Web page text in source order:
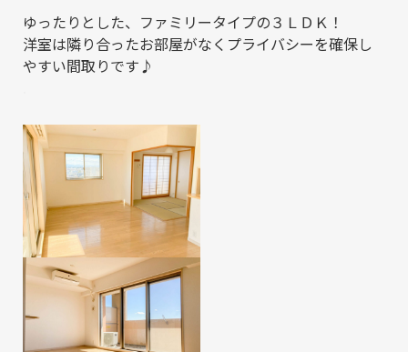
ゆったりとした、ファミリータイプの３ＬＤＫ！
洋室は隣り合ったお部屋がなくプライバシーを確保し
やすい間取りです♪